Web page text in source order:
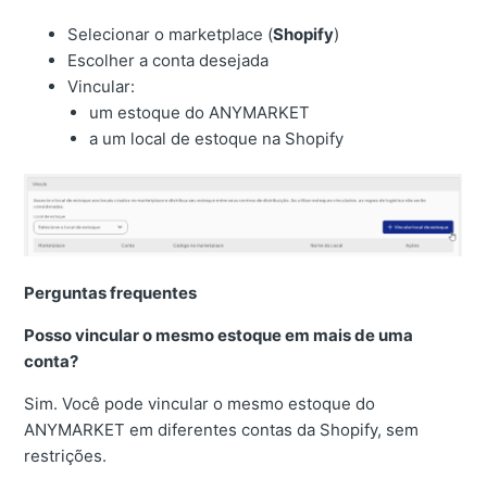
Selecionar o marketplace (Shopify)
Escolher a conta desejada
Vincular:
um estoque do ANYMARKET
a um local de estoque na Shopify
Perguntas frequentes
Posso vincular o mesmo estoque em mais de uma
conta?
Sim. Você pode vincular o mesmo estoque do
ANYMARKET em diferentes contas da Shopify, sem
restrições.